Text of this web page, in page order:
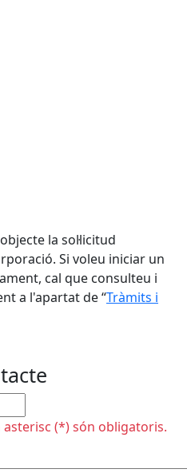
la sol·licitud
Si voleu iniciar un
cal que consulteu i
a l'apartat de “Tràmits i
(*) són obligatoris.